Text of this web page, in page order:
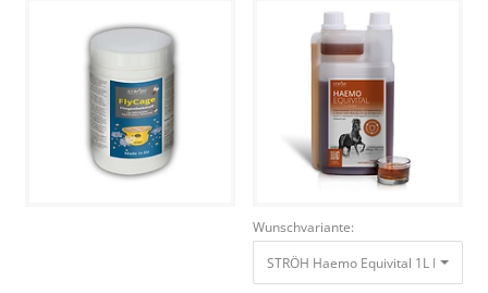
Wunschvariante:
STRÖH Haemo Equivital 1L